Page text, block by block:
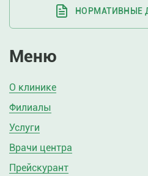
НОРМАТИВНЫЕ
Меню
О клинике
Филиалы
Услуги
Врачи центра
Прейскурант